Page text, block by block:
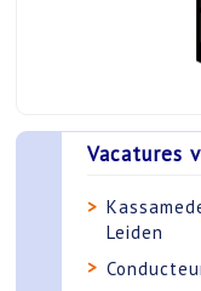
Vacatures
Leiden